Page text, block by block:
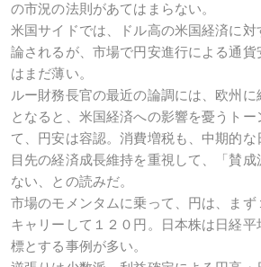
の市況の法則があてはまらない。
米国サイドでは、ドル高の米国経済に対
論されるが、市場で円安進行による通貨
はまだ薄い。
ルー財務長官の最近の論調には、欧州
となると、米国経済への影響を憂うトー
て、円安は容認。消費増税も、中期的な
目先の経済成長維持を重視して、「賛
ない、との読みだ。
市場のモメンタムに乗って、円は、ま
キャリーして１２０円。日本株は日経平
標とする事例が多い。